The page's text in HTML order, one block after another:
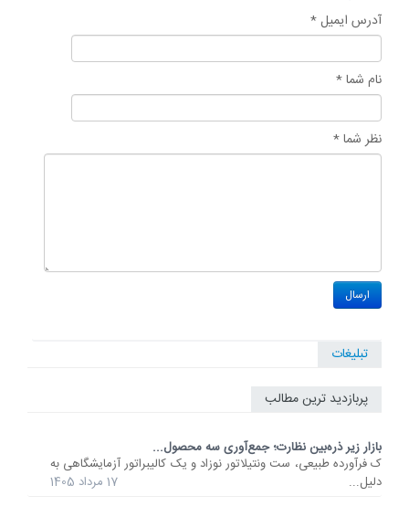
آدرس ایمیل *
نام شما *
نظر شما *
تبلیغات
پربازدید ترین مطالب
بازار زیر ذره‌بین نظارت؛ جمع‌آوری سه محصول...
ک فرآورده طبیعی، ست ونتیلاتور نوزاد و یک کالیبراتور آزمایشگاهی به
دلیل...
17 مرداد 1405